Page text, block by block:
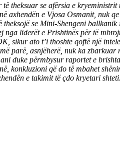
theksuar se afërsia e
axhendën e Vjosa Osmanit, nuk
theksojë se Mini-Shengeni
nga liderët e Prishtinës për të
sikur ato t’i thoshte qoftë një
më parë, asnjëherë, nuk ka
duke përmbysur raportet e
konkluzioni që do të mbahet
e takimit të çdo kryetari